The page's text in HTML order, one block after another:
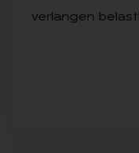
verlangen